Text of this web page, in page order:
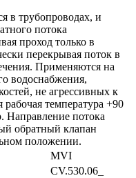
в трубопроводах, и
потока
проход только в
перекрывая поток в
Применяются на
водоснабжения,
не агрессивных к
температура +90
Направление потока
обратный клапан
положении.
MVI
CV.530.06_